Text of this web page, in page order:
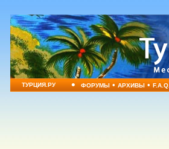
ТУРЦИЯ.РУ • ФОРУМЫ•АРХИВЫ•F.A.Q.